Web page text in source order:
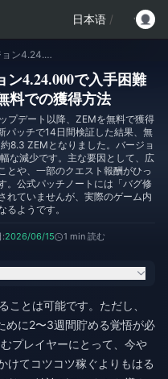
日本语 /
ZEPETOのZEMがバージョン4.24.000で入手困難に？14日間検証した無料での獲得方法
4.24.000で入手困難
料での獲得方法
プデート以降、ZEMを無料で獲得
パッチで14日間検証した結果、無
8.3 ZEMとなりました。バージョ
な減少です。主な要因として、広
とや、一部のクエスト報酬がひっ
。公式パッチノートには「バグ修
れていませんが、実際のゲーム内
るようです。
:2026/06/15 1 min 読む
ことは可能です。ただし、
めに2〜3週間貯める覚悟が必
プレイヤーにとって、今や
けてコツコツ稼ぐよりもはる